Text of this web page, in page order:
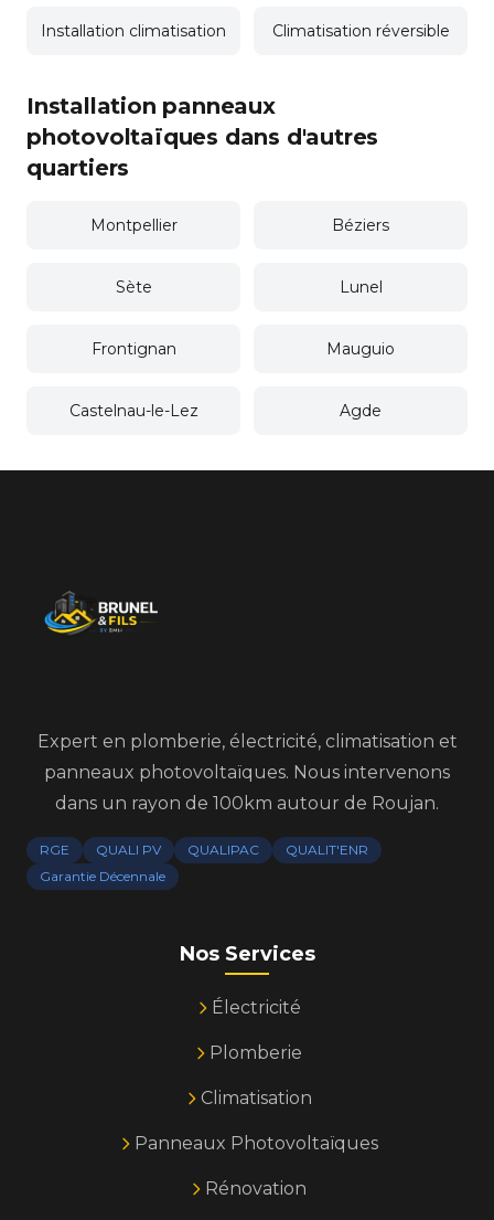
Installation climatisation Climatisation réversible
Installation panneaux
photovoltaïques dans d'autres
quartiers
Montpellier Béziers
Sète Lunel
Frontignan Mauguio
Castelnau-le-Lez Agde
Expert en plomberie, électricité, climatisation et
panneaux photovoltaïques. Nous intervenons
dans un rayon de 100km autour de Roujan.
RGE QUALI PV QUALIPAC
QUALIT'ENR
Garantie Décennale
Nos Services
Électricité
Plomberie
Climatisation
Panneaux Photovoltaïques
Rénovation